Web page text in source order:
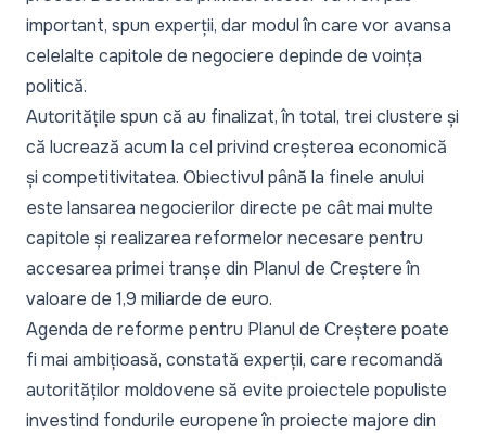
important, spun experții, dar modul în care vor avansa
celelalte capitole de negociere depinde de voința
politică.
Autoritățile spun că au finalizat, în total, trei clustere și
că lucrează acum la cel privind creșterea economică
și competitivitatea. Obiectivul până la finele anului
este lansarea negocierilor directe pe cât mai multe
capitole și realizarea reformelor necesare pentru
accesarea primei tranșe din Planul de Creștere în
valoare de 1,9 miliarde de euro.
Agenda de reforme pentru Planul de Creștere poate
fi mai ambițioasă, constată experții, care recomandă
autorităților moldovene să evite proiectele populiste
investind fondurile europene în proiecte majore din